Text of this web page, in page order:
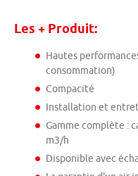
Les + Produit:
Hautes
consommation)
Compacité
Installation et
Gamme complète :
m3/h
Disponible avec